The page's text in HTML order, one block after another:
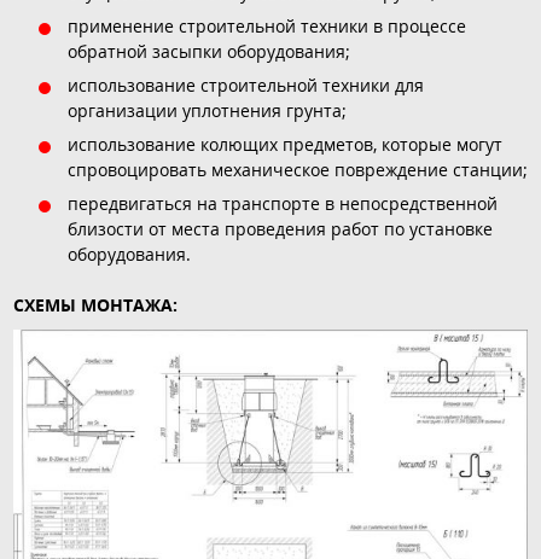
применение строительной техники в процессе
обратной засыпки оборудования;
использование строительной техники для
организации уплотнения грунта;
использование колющих предметов, которые могут
спровоцировать механическое повреждение станции;
передвигаться на транспорте в непосредственной
близости от места проведения работ по установке
оборудования.
СХЕМЫ МОНТАЖА: